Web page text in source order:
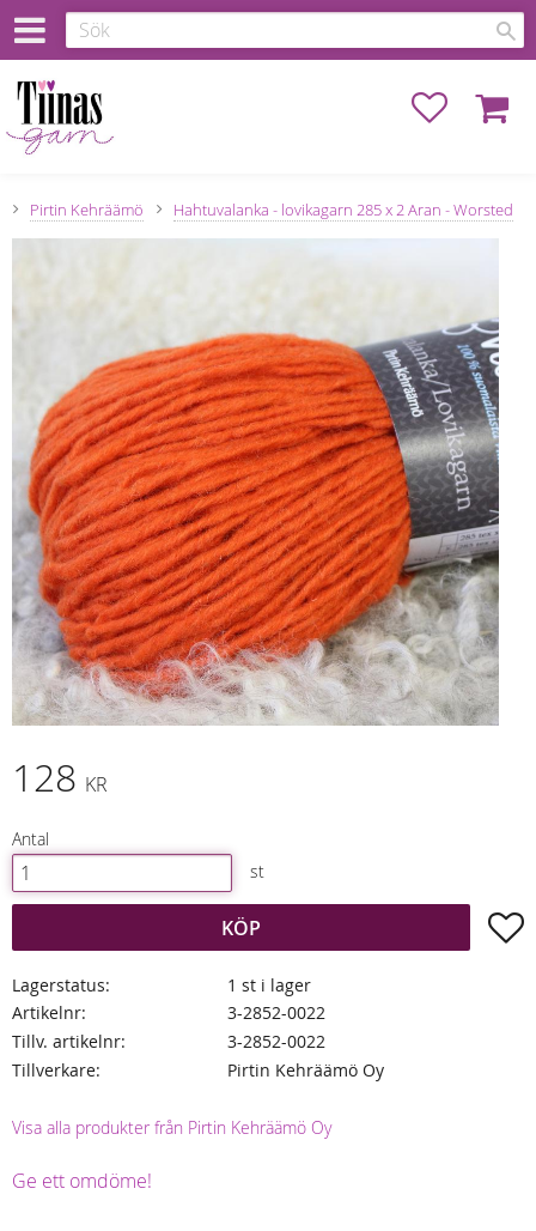
Favoriter
Pirtin Kehräämö Hahtuvalanka - lovikagarn 285 x 2 Aran - Worsted
128 KR
Antal
st
KÖP
Lagerstatus
1 st i lager
Artikelnr
3-2852-0022
Tillv. artikelnr
3-2852-0022
Tillverkare
Pirtin Kehräämö Oy
Visa alla produkter från Pirtin Kehräämö Oy
Ge ett omdöme!